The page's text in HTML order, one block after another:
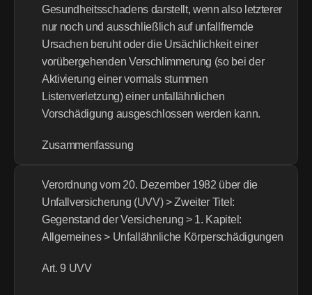
Gesundheitsschadens darstellt, wenn also letzterer
nur noch und ausschließlich auf unfallfremde
Ursachen beruht oder die Ursächlichkeit einer
vorübergehenden Verschlimmerung (so bei der
Aktivierung einer vormals stummen
Listenverletzung) einer unfallähnlichen
Vorschädigung ausgeschlossen werden kann.
Zusammenfassung
Verordnung vom 20. Dezember 1982 über die
Unfallversicherung (UVV) > Zweiter Titel:
Gegenstand der Versicherung > 1. Kapitel:
Allgemeines > Unfallähnliche Körperschädigungen
Art. 9 UVV